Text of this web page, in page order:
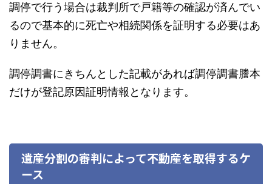
調停で行う場合は裁判所で戸籍等の確認が済んでい
るので基本的に死亡や相続関係を証明する必要はあ
りません。
調停調書にきちんとした記載があれば調停調書謄本
だけが登記原因証明情報となります。
遺産分割の審判によって不動産を取得するケ
ース